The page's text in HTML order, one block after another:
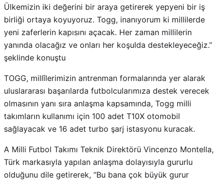
Ülkemizin iki değerini bir araya getirerek yepyeni bir iş
birliği ortaya koyuyoruz. Togg, inanıyorum ki millilerde
yeni zaferlerin kapısını açacak. Her zaman millilerin
yanında olacağız ve onları her koşulda destekleyeceğiz.”
şeklinde konuştu
TOGG, millîlerimizin antrenman formalarında yer alarak
uluslararası başarılarda futbolcularımıza destek verecek
olmasının yanı sıra anlaşma kapsamında, Togg milli
takımların kullanımı için 100 adet T10X otomobil
sağlayacak ve 16 adet turbo şarj istasyonu kuracak.
A Milli Futbol Takımı Teknik Direktörü Vincenzo Montella,
Türk markasıyla yapılan anlaşma dolayısıyla gururlu
olduğunu dile getirerek, “Bu bana çok büyük gurur